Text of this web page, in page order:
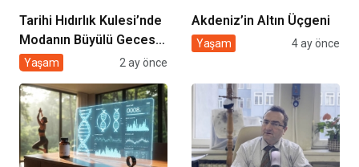
Tarihi Hıdırlık Kulesi’nde
Modanın Büyülü Gecesi:
Cihan Nacar Defilesi
Yaşam 2 ay önce
Akdeniz’in Altın Üçgeni
Yaşam 4 ay önce